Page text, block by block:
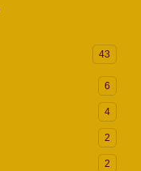
43
6
4
2
2